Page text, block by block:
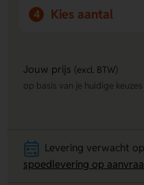
4 Kies aantal
Jouw prijs (excl. BTW)
op basis van je huidige keuzes
Levering verwacht op
spoedlevering op